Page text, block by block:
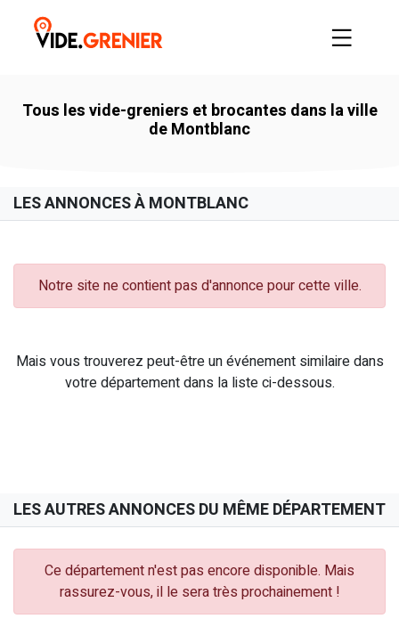
Tous les vide-greniers et brocantes dans la ville
de Montblanc
LES ANNONCES À MONTBLANC
Notre site ne contient pas d'annonce pour cette ville.
Mais vous trouverez peut-être un événement similaire dans
votre département dans la liste ci-dessous.
LES AUTRES ANNONCES DU MÊME DÉPARTEMENT
Ce département n'est pas encore disponible. Mais
rassurez-vous, il le sera très prochainement !